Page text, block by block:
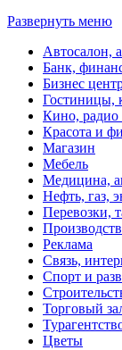
Развернуть меню
Автосалон,
Банк,
Бизнес
Гостиницы,
Кино,
Красота и
Магазин
Мебель
Медицина,
Нефть, газ,
Перевозки,
Реклама
Связь,
Спорт и
Торговый
Цветы